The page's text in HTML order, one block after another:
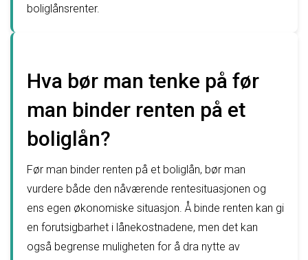
boliglånsrenter.
Hva bør man tenke på før
man binder renten på et
boliglån?
Før man binder renten på et boliglån, bør man
vurdere både den nåværende rentesituasjonen og
ens egen økonomiske situasjon. Å binde renten kan gi
en forutsigbarhet i lånekostnadene, men det kan
også begrense muligheten for å dra nytte av